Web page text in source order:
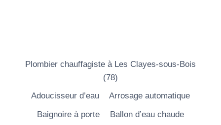
Plombier chauffagiste à Les Clayes-sous-Bois
(78)
Adoucisseur d’eau
Arrosage automatique
Baignoire à porte
Ballon d’eau chaude